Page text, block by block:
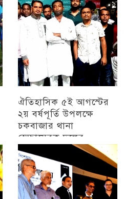
ঐতিহাসিক ৫ই আগস্টের
২য় বর্ষপূর্তি উপলক্ষে
চকবাজার থানা
স্বেচ্ছাসেবক দলের
প্রামাণ্যচিত্র প্রদর্শন ও
বিজয় মিছিল
চট্টগ্রাম